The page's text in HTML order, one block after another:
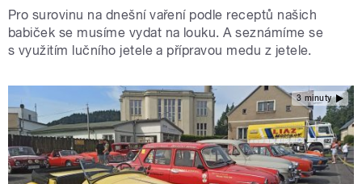
Pro surovinu na dnešní vaření podle receptů našich
babiček se musíme vydat na louku. A seznámíme se
s využitím lučního jetele a přípravou medu z jetele.
3 minuty